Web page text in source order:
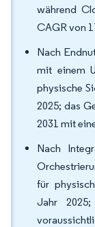
während
CAGR von
Nach
mit einem
physische
2025; das
2031 mit
Nach
für
Jahr 2025;